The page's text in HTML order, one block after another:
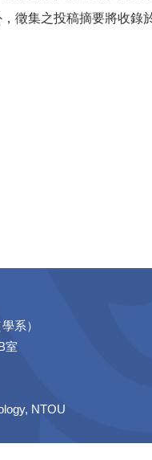
徵集之投稿摘要將收錄
系）
室
NTOU